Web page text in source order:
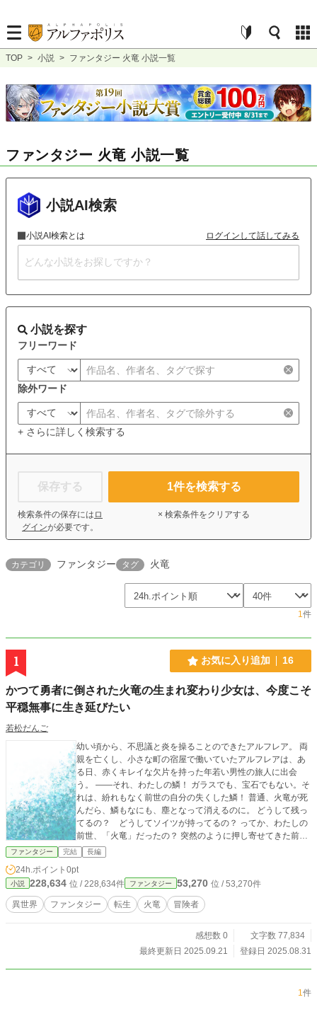
TOP > 小説 > ファンタジー 火竜 小説一覧
ファンタジー 火竜 小説一覧
小説AI検索
小説AI検索とは ログインして話してみる
小説を探す
フリーワード
除外ワード
+ さらに詳しく検索する
保存する
検索条件の保存には ロ
グインが必要です。
1件を検索する
× 検索条件をクリアする
カテゴリ ファンタジー タグ 火竜
1件
1 お気に入り追加 16
かつて勇者に倒された火竜の生まれ変わり少女は、今度こそ
平穏無事に生き延びたい
若松だんご
幼い頃から、不思議と炎を操ることのできたアルフレア。 両
親を亡くし、小さな町の宿屋で働いていたアルフレアは、あ
る日、赤くキレイな欠片を持った年若い男性の旅人に出会
う。 ――それ、わたしの鱗！ ガラスでも、宝石でもない。そ
れは、紛れもなく前世の自分の失くした鱗！ 普通、火竜が死
んだら、鱗もなにも、塵となって消えるのに。 どうして残っ
てるの？ どうしてソイツが持ってるの？ ってか、わたしの
前世、「火竜」だったの？ 突然のように押し寄せてきた前世
の記憶。 洞窟の奥で、ヒッソリと暮らしていたのに。なにも
していないのに「討伐」にやってきた人間。長きに渡った死
闘の末、倒れたアルフレアは首を斬られて死んだ。 そして生
まれ変わった今。火竜はおろか、魔獣も魔法も残っていない
世界。そんなものは、古老の話すおとぎ話。 鱗を、「お守
り」と言って持っていた青年、リジェン。彼は、炎を生み出
う。王都には、まだ魔法を研究している機関があり、そこで
なら、炎を操る術を学べるという。 炎のことは制御できるに
も、リジェンの意見に乗る、アルフレア。 しかし。どうやら
ファンタジー 完結 長編
24h.ポイント 0pt
小説 228,634 位 / 228,634件 ファンタジー 53,270 位 / 53,270件
異世界 ファンタジー 転生 火竜 冒険者
感想数 0
文字数 77,834
最終更新日 2025.09.21
登録日 2025.08.31
1件